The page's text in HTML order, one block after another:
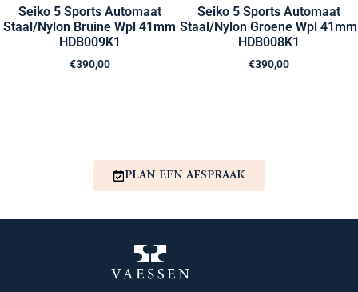
Seiko 5 Sports Automaat
Staal/Nylon Bruine Wpl 41mm
HDB009K1
€390,00
Seiko 5 Sports Automaat
Staal/Nylon Groene Wpl 41mm
HDB008K1
€390,00
PLAN EEN AFSPRAAK